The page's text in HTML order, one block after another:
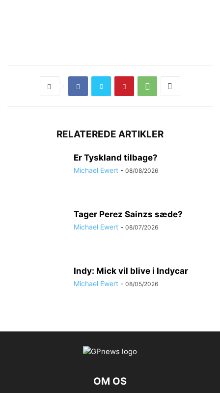
RELATEREDE ARTIKLER
Er Tyskland tilbage?
Michael Ewert - 08/08/2026
Tager Perez Sainzs sæde?
Michael Ewert - 08/07/2026
Indy: Mick vil blive i Indycar
Michael Ewert - 08/05/2026
OM OS